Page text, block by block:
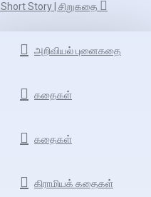
Short Story | சிறுகதை
அறிவியல் புனைகதை
கதைகள்
கதைகள்
கிராமியக் கதைகள்